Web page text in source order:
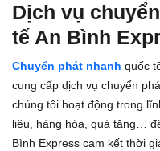
Dịch vụ
tế An Bình
Chuyển phát nhanh quốc
cung cấp dịch vụ chuyển
chúng tôi hoạt động trong
liệu, hàng hóa, quà tặng…
Bình Express cam kết thời